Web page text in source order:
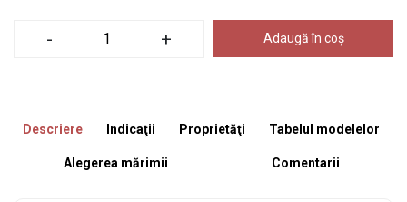
- + Adaugă în coș
Descriere Indicaţii Proprietăţi Tabelul modelelor
Alegerea mărimii Comentarii